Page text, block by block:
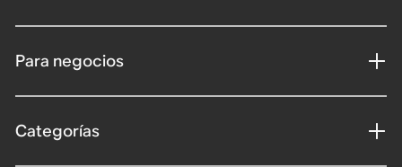
Para negocios
Categorías